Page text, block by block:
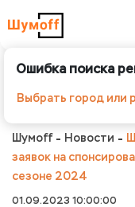
Ошибка поиска
Выбрать город или
Шумофф
заявок на
Шумоff Новости
заявок на
сезоне 2024
01.09.2023 10:00:00